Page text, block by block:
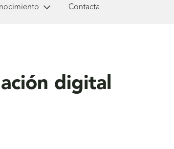
Contacta
digital